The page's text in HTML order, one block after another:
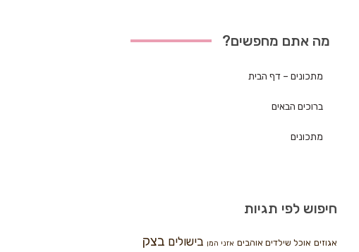
מה אתם מחפשים?
מתכונים – דף הבית
ברוכים הבאים
מתכונים
חיפוש לפי תגיות
אגוזים אוכל שילדים אוהבים אזני המן בישולים בצק